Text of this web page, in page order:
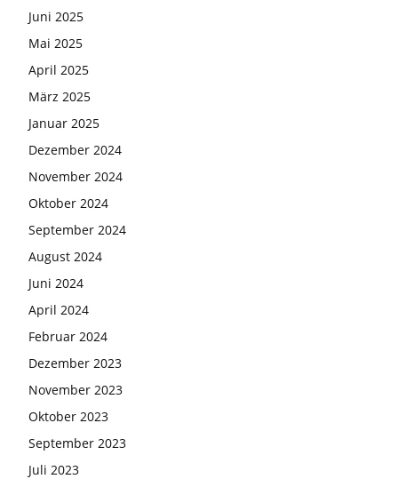
Juni 2025
Mai 2025
April 2025
März 2025
Januar 2025
Dezember 2024
November 2024
Oktober 2024
September 2024
August 2024
Juni 2024
April 2024
Februar 2024
Dezember 2023
November 2023
Oktober 2023
September 2023
Juli 2023